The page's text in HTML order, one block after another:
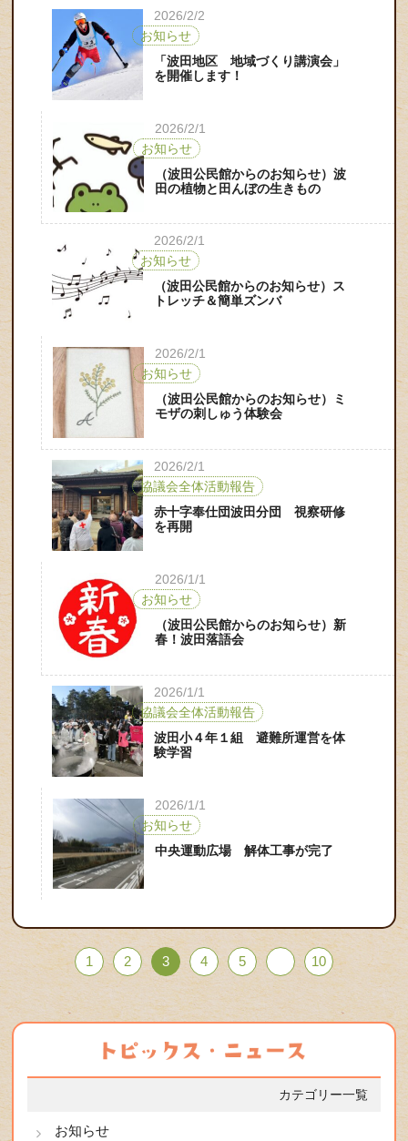
2026/2/2
「波田地区 地域づくり講演会」
を開催します！
お知らせ
2026/2/1
（波田公民館からのお知らせ）波
田の植物と田んぼの生きもの
お知らせ
2026/2/1
（波田公民館からのお知らせ）ス
トレッチ＆簡単ズンバ
お知らせ
2026/2/1
（波田公民館からのお知らせ）ミ
モザの刺しゅう体験会
お知らせ
2026/2/1
赤十字奉仕団波田分団 視察研修
を再開
協議会全体活動報告
2026/1/1
（波田公民館からのお知らせ）新
春！波田落語会
お知らせ
2026/1/1
波田小４年１組 避難所運営を体
験学習
協議会全体活動報告
2026/1/1
中央運動広場 解体工事が完了
お知らせ
1 2 3 4 5 10
カテゴリー一覧
お知らせ